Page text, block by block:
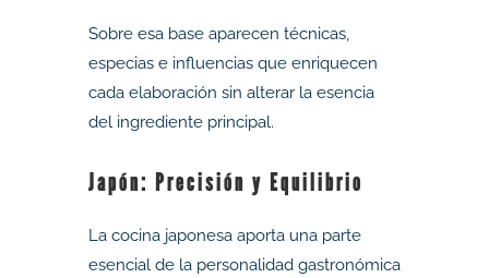
Sobre esa base aparecen técnicas,
especias e influencias que enriquecen
cada elaboración sin alterar la esencia
del ingrediente principal.
Japón: Precisión y Equilibrio
La cocina japonesa aporta una parte
esencial de la personalidad gastronómica